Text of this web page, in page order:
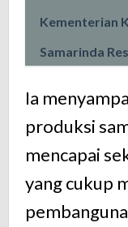
Kementerian
Samarinda
Ia
produksi
mencapai
yang cukup